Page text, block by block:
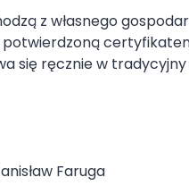
z własnego
się ręcznie w tradycyjny
Faruga